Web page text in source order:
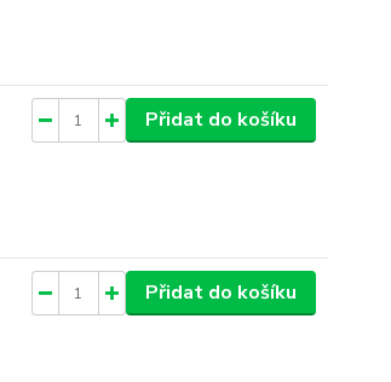
Přidat do košíku
Přidat do košíku